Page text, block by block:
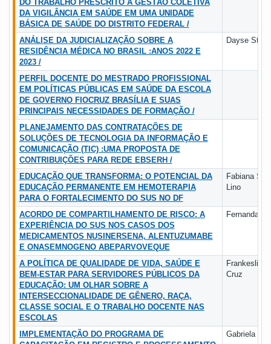
DO TRABALHO PRESCRITO À GESTÃO COLETIVA
DA VIGILÂNCIA EM SAÚDE EM UMA UNIDADE
BÁSICA DE SAÚDE DO DISTRITO FEDERAL /
ANÁLISE DA JUDICIALIZAÇÃO SOBRE A
RESIDÊNCIA MÉDICA NO BRASIL :ANOS 2022 E
2023 /
Dayse
PERFIL DOCENTE DO MESTRADO PROFISSIONAL
EM POLÍTICAS PÚBLICAS EM SAÚDE DA ESCOLA
DE GOVERNO FIOCRUZ BRASÍLIA E SUAS
PRINCIPAIS NECESSIDADES DE FORMAÇÃO /
PLANEJAMENTO DAS CONTRATAÇÕES DE
SOLUÇÕES DE TECNOLOGIA DA INFORMAÇÃO E
COMUNICAÇÃO (TIC) :UMA PROPOSTA DE
CONTRIBUIÇÕES PARA REDE EBSERH /
EDUCAÇÃO QUE TRANSFORMA: O POTENCIAL DA
EDUCAÇÃO PERMANENTE EM HEMOTERAPIA
PARA O FORTALECIMENTO DO SUS NO DF
Fabiana
Lino
ACORDO DE COMPARTILHAMENTO DE RISCO: A
EXPERIÊNCIA DO SUS NOS CASOS DOS
MEDICAMENTOS NUSINERSENA, ALENTUZUMABE
E ONASEMNOGENO ABEPARVOVEQUE
Fernanda
A POLÍTICA DE QUALIDADE DE VIDA, SAÚDE E
BEM-ESTAR PARA SERVIDORES PÚBLICOS DA
EDUCAÇÃO: UM OLHAR SOBRE A
INTERSECCIONALIDADE DE GÊNERO, RAÇA,
CLASSE SOCIAL E O TRABALHO DOCENTE NAS
ESCOLAS
Frankesliny
Cruz
IMPLEMENTAÇÃO DO PROGRAMA DE
Gabriela